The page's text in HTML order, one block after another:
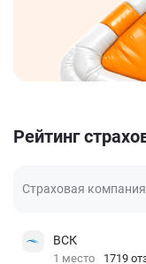
Рейтинг
Страховая компания
ВСК
1 место 1719